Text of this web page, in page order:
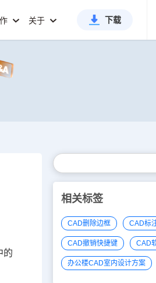
关于 下载
的
相关标签
CAD删除边框 CAD标
CAD撤销快捷键 CAD
办公楼CAD室内设计方案